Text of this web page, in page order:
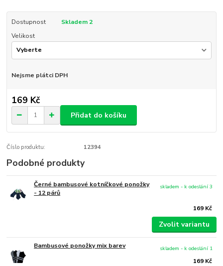
Dostupnost
Skladem 2
Velikost
Nejsme plátci DPH
169 Kč
Přidat do košíku
Číslo produktu: 12394
Podobné produkty
Černé bambusové kotníčkové ponožky
- 12 párů
169 Kč
skladem - k odeslání 3
Zvolit variantu
Bambusové ponožky mix barev
169 Kč
skladem - k odeslání 1